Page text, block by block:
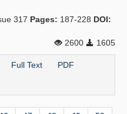
317 Pages: 187-228 DOI:
2600
1605
Full Text PDF